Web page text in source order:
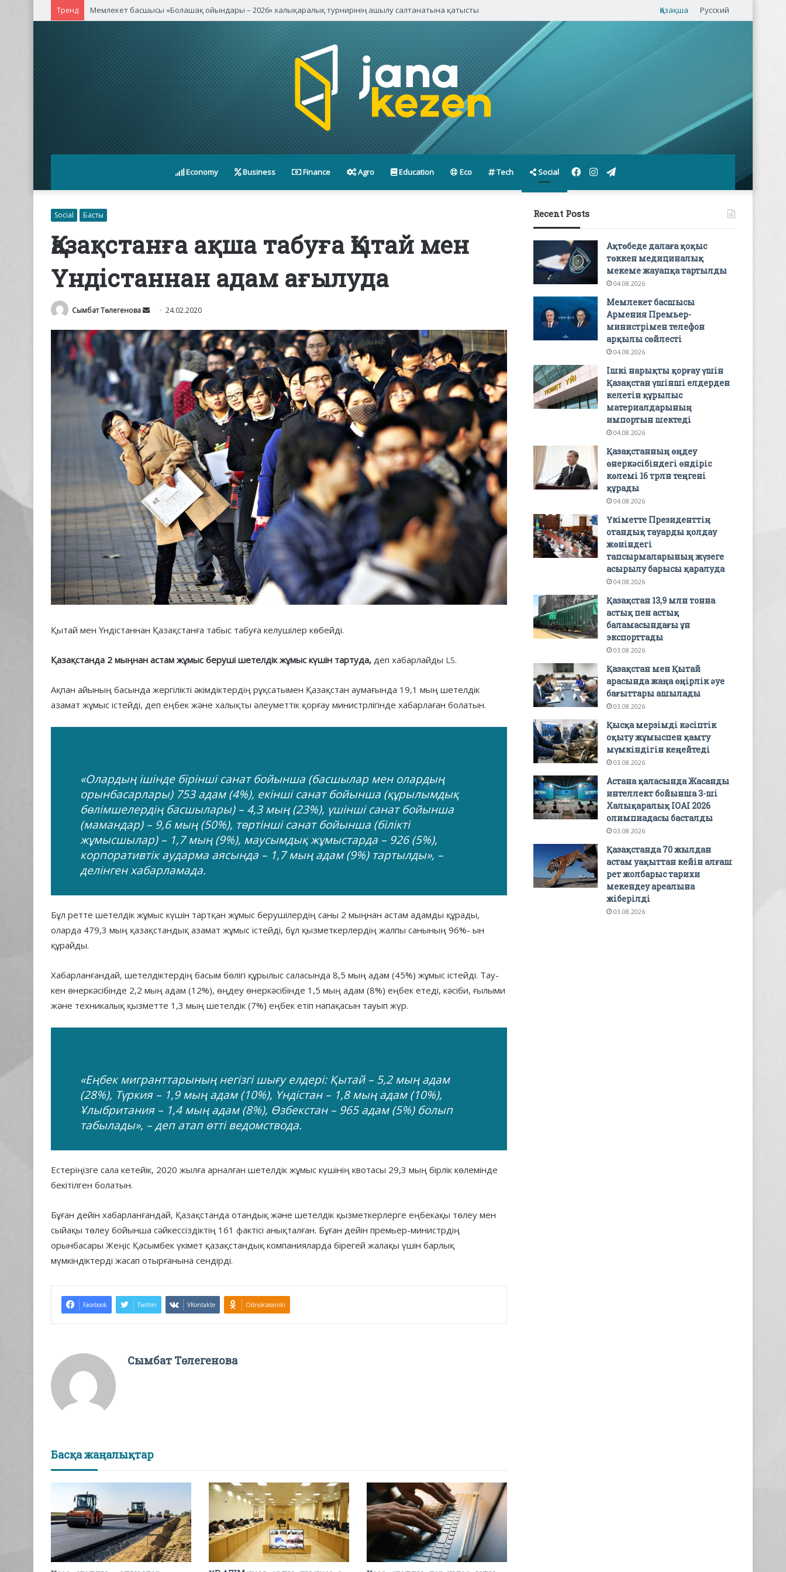
Тренд Қасым-Жомарт Тоқаев Қытайдың жетекші компаниялары басшыларымен кездесті Қазақша Русский
Economy Business Finance Agro Education Eco Tech Social Telegram
Instagram
Facebook
Social Басты
Қазақстанға ақша табуға Қытай мен
Үндістаннан адам ағылуда
Сымбат Төлегенова
Send
email
24.02.2020
Қытай мен Үндістаннан Қазақстанға табыс табуға келушілер көбейді.
Қазақстанда 2 мыңнан астам жұмыс беруші шетелдік жұмыс күшін тартуда, деп хабарлайды LS.
Ақпан айының басында жергілікті әкімдіктердің рұқсатымен Қазақстан аумағында 19,1 мың шетелдік
азамат жұмыс істейді, деп еңбек және халықты әлеуметтік қорғау министрлігінде хабарлаған болатын.
«Олардың ішінде бірінші санат бойынша (басшылар мен олардың
орынбасарлары) 753 адам (4%), екінші санат бойынша (құрылымдық
бөлімшелердің басшылары) – 4,3 мың (23%), үшінші санат бойынша
(мамандар) – 9,6 мың (50%), төртінші санат бойынша (білікті
жұмысшылар) – 1,7 мың (9%), маусымдық жұмыстарда – 926 (5%),
корпоративтік аударма аясында – 1,7 мың адам (9%) тартылды», –
делінген хабарламада.
Бұл ретте шетелдік жұмыс күшін тартқан жұмыс берушілердің саны 2 мыңнан астам адамды құрады,
оларда 479,3 мың қазақстандық азамат жұмыс істейді, бұл қызметкерлердің жалпы санының 96%- ын
құрайды.
Хабарланғандай, шетелдіктердің басым бөлігі құрылыс саласында 8,5 мың адам (45%) жұмыс істейді. Тау-
кен өнеркәсібінде 2,2 мың адам (12%), өңдеу өнеркәсібінде 1,5 мың адам (8%) еңбек етеді, кәсіби, ғылыми
және техникалық қызметте 1,3 мың шетелдік (7%) еңбек етіп напақасын тауып жүр.
«Еңбек мигранттарының негізгі шығу елдері: Қытай – 5,2 мың адам
(28%), Түркия – 1,9 мың адам (10%), Үндістан – 1,8 мың адам (10%),
Ұлыбритания – 1,4 мың адам (8%), Өзбекстан – 965 адам (5%) болып
табылады», – деп атап өтті ведомствода.
Естеріңізге сала кетейік, 2020 жылға арналған шетелдік жұмыс күшінің квотасы 29,3 мың бірлік көлемінде
бекітілген болатын.
Бұған дейін хабарланғандай, Қазақстанда отандық және шетелдік қызметкерлерге еңбекақы төлеу мен
сыйақы төлеу бойынша сәйкессіздіктің 161 фактісі анықталған. Бұған дейін премьер-министрдің
орынбасары Жеңіс Қасымбек үкімет қазақстандық компанияларда бірегей жалақы үшін барлық
мүмкіндіктерді жасап отырғанына сендірді.
Facebook Twitter VKontakte Odnoklassniki
Сымбат Төлегенова
Басқа жаңалықтар
Recent Posts
Ақтөбеде далаға қоқыс
төккен медициналық
мекеме жауапқа тартылды
04.08.2026
Мемлекет басшысы
Армения Премьер-
министрімен телефон
арқылы сөйлесті
04.08.2026
Ішкі нарықты қорғау үшін
Қазақстан үшінші елдерден
келетін құрылыс
материалдарының
импортын шектеді
04.08.2026
Қазақстанның өңдеу
өнеркәсібіндегі өндіріс
көлемі 16 трлн теңгені
құрады
04.08.2026
Үкіметте Президенттің
отандық тауарды қолдау
жөніндегі
тапсырмаларының жүзеге
асырылу барысы қаралуда
04.08.2026
Қазақстан 13,9 млн тонна
астық пен астық
баламасындағы ұн
экспорттады
03.08.2026
Қазақстан мен Қытай
арасында жаңа өңірлік әуе
бағыттары ашылады
03.08.2026
Қысқа мерзімді кәсіптік
оқыту жұмыспен қамту
мүмкіндігін кеңейтеді
03.08.2026
Астана қаласында Жасанды
интеллект бойынша 3-ші
Халықаралық IOAI 2026
олимпиадасы басталды
03.08.2026
Қазақстанда 70 жылдан
астам уақыттан кейін алғаш
рет жолбарыс тарихи
мекендеу ареалына
жіберілді
03.08.2026